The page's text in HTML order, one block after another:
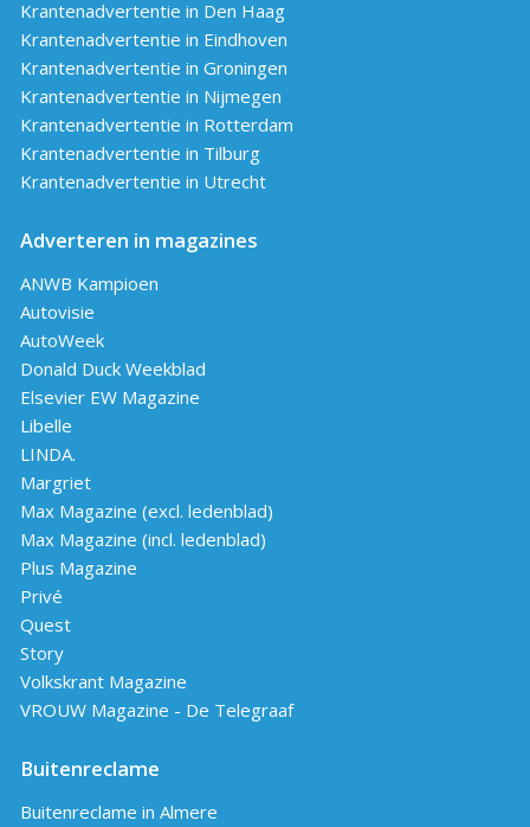
Krantenadvertentie in Den Haag
Krantenadvertentie in Eindhoven
Krantenadvertentie in Groningen
Krantenadvertentie in Nijmegen
Krantenadvertentie in Rotterdam
Krantenadvertentie in Tilburg
Krantenadvertentie in Utrecht
Adverteren in magazines
ANWB Kampioen
Autovisie
AutoWeek
Donald Duck Weekblad
Elsevier EW Magazine
Libelle
LINDA.
Margriet
Max Magazine (excl. ledenblad)
Max Magazine (incl. ledenblad)
Plus Magazine
Privé
Quest
Story
Volkskrant Magazine
VROUW Magazine - De Telegraaf
Buitenreclame
Buitenreclame in Almere